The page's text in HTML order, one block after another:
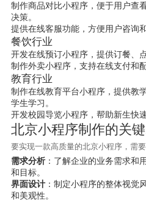
制作商品对比小程序，便于用户查
决策。
提供在线客服功能，方便用户咨询
餐饮行业
开发在线预订小程序，提供订餐、
制作外卖小程序，支持在线支付和
教育行业
制作在线教育平台小程序，提供教
学生学习。
开发校园导览小程序，帮助新生快
北京小程序制作的关
要实现一款高质量的北京小程序，需
需求分析：了解企业的业务需求和
和目标。
界面设计：制定小程序的整体视觉
和美观性。